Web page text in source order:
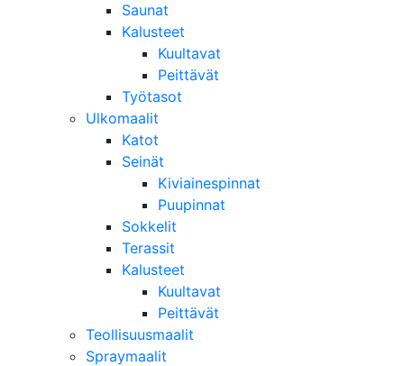
Saunat
Kalusteet
Kuultavat
Peittävät
Työtasot
Ulkomaalit
Katot
Seinät
Kiviainespinnat
Puupinnat
Sokkelit
Terassit
Kalusteet
Kuultavat
Peittävät
Teollisuusmaalit
Spraymaalit